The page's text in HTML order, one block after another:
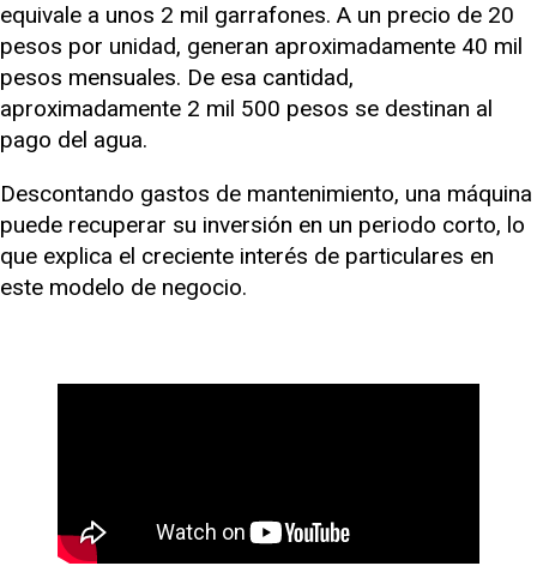
equivale a unos 2 mil garrafones. A un precio de 20
pesos por unidad, generan aproximadamente 40 mil
pesos mensuales. De esa cantidad,
aproximadamente 2 mil 500 pesos se destinan al
pago del agua.
Descontando gastos de mantenimiento, una máquina
puede recuperar su inversión en un periodo corto, lo
que explica el creciente interés de particulares en
este modelo de negocio.